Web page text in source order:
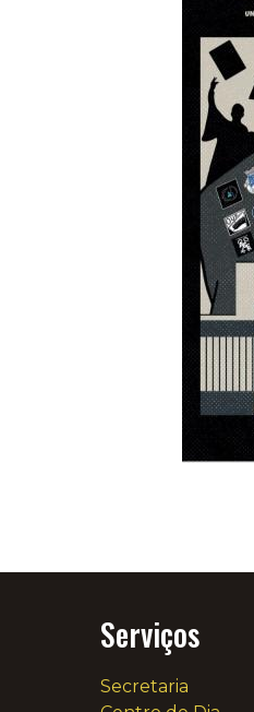
Serviços
Secretaria